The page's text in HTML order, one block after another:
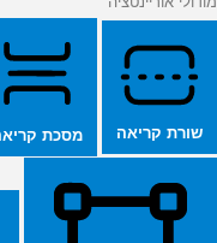
שורת קריאה מסכת